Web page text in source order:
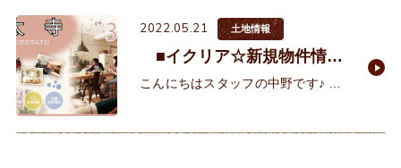
ょうか。
2022.05.21 土地情報
■イクリア☆新規物件情報
■
こんにちはスタッフの中野です♪ 5